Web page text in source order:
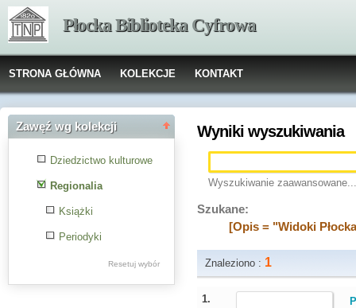
Płocka Biblioteka Cyfrowa
STRONA GŁÓWNA KOLEKCJE KONTAKT
Zawęź wg kolekcji
Dziedzictwo kulturowe
Regionalia
Książki
Periodyki
Resetuj wybór
Wyniki wyszukiwania
Wyszukiwanie zaawansowane...
Szukane:
[Opis = "Widoki
Znaleziono : 1
1.